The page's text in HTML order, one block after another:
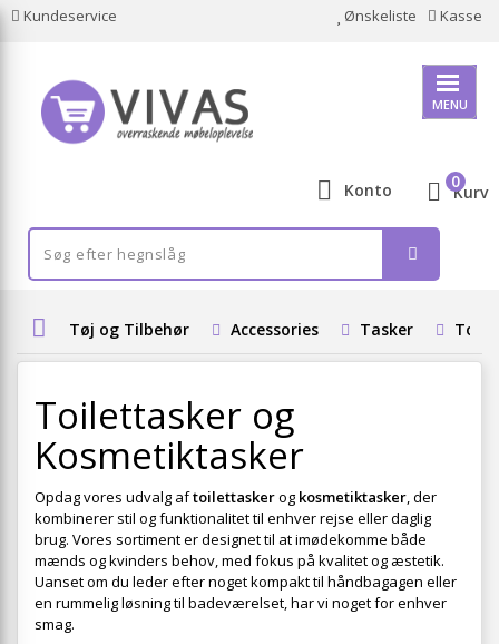
Kundeservice Ønskeliste Kasse
MENU
Konto Kurv
0
Tøj og Tilbehør Accessories Tasker
Toilettasker og
Kosmetiktasker
Opdag vores udvalg aftoilettaskerog kosmetiktasker, der
kombinerer stil og funktionalitet til enhver rejse eller daglig
brug. Vores sortiment er designet til at imødekomme både
mænds og kvinders behov, med fokus på kvalitet og æstetik.
Uanset om du leder efter noget kompakt til håndbagagen eller
en rummelig løsning til badeværelset, har vi noget for enhver
smag.